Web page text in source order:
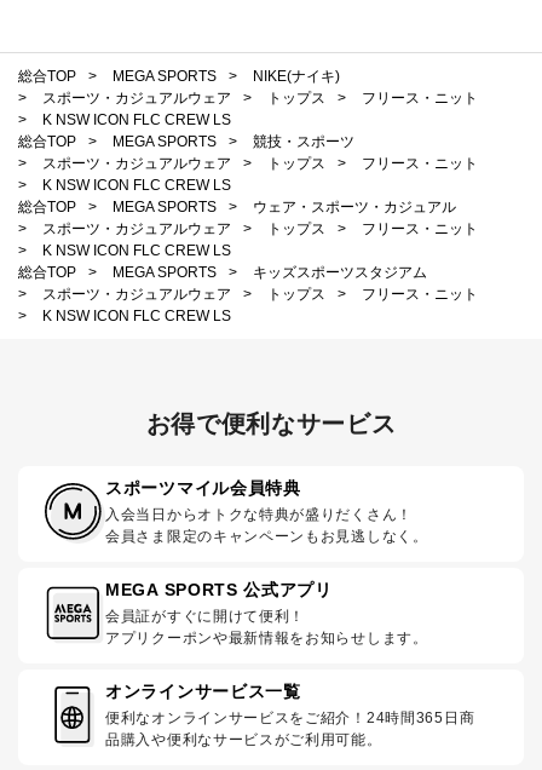
総合TOP > MEGA SPORTS >
NIKE(ナイキ)
>
スポーツ・カジュアルウェア > トップス >
フリース・ニット
>
K NSW ICON FLC CREW LS
総合TOP
> MEGA SPORTS >
競技・スポーツ
>
スポーツ・カジュアルウェア > トップス >
フリース・ニット
>
K NSW ICON FLC CREW LS
総合TOP
> MEGA SPORTS >
ウェア・スポーツ・カジュアル
>
スポーツ・カジュアルウェア > トップス >
フリース・ニット
>
K NSW ICON FLC CREW LS
総合TOP
> MEGA SPORTS >
キッズスポーツスタジアム
>
スポーツ・カジュアルウェア > トップス >
フリース・ニット
>
K NSW ICON FLC CREW LS
お得で便利なサービス
スポーツマイル会員特典
入会当日からオトクな特典が盛りだくさん！
会員さま限定のキャンペーンもお見逃しなく。
MEGA SPORTS 公式アプリ
会員証がすぐに開けて便利！
アプリクーポンや最新情報をお知らせします。
オンラインサービス一覧
便利なオンラインサービスをご紹介！24時間365日商
品購入や便利なサービスがご利用可能。